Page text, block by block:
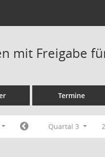
mit Freigabe
Termine
Quartal 3